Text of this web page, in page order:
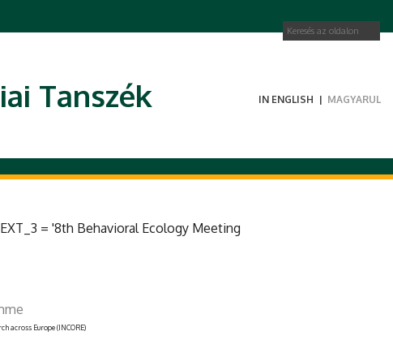
Tanszék IN ENGLISH | MAGYARUL
= '8th Behavioral Ecology Meeting
across Europe (INCORE)